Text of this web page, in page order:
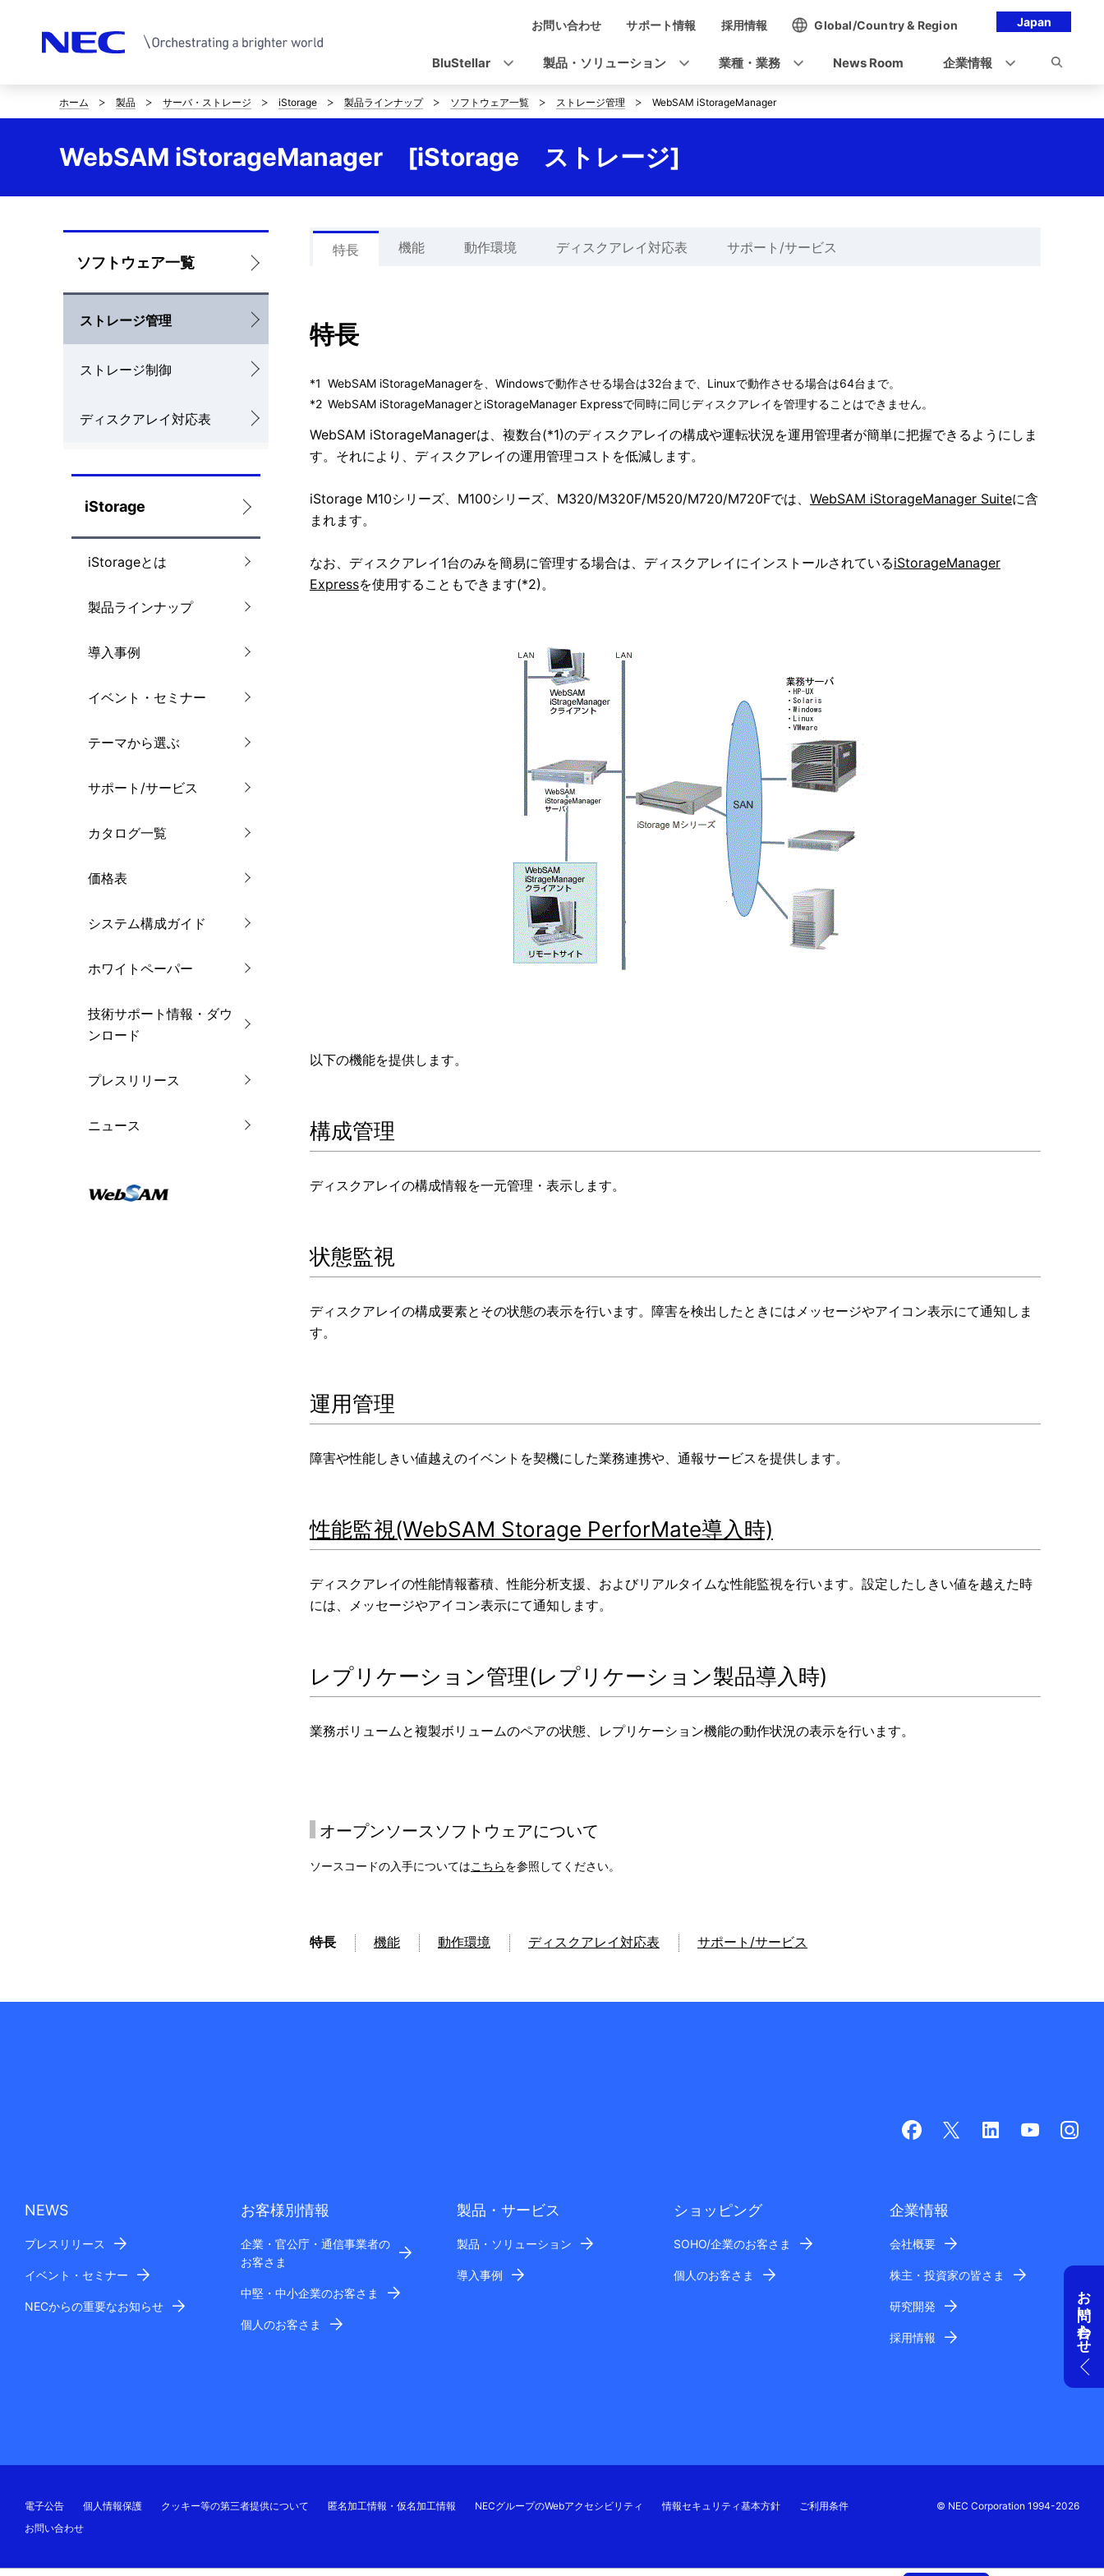
Japan
ゲ
ー
シ
お問い合わせ サポート情報 採用情報 Global/Country & Region
BluStellar 製品・ソリューション 業種・業務 News Room 企業情報
サ
イ
の
在
ホーム 製品 サーバ・ストレージ iStorage 製品ラインナップ ソフトウェア一覧 ストレージ管理 WebSAM iStorageManager
WebSAM iStorageManager [iStorage ストレージ]
ロ
ー
カ
ビ
ソフトウェア一覧
ストレージ管理
ストレージ制御
ディスクアレイ対応表
iStorage
iStorageとは
製品ラインナップ
導入事例
イベント・セミナー
テーマから選ぶ
サポート/サービス
カタログ一覧
価格表
システム構成ガイド
ホワイトペーパー
技術サポート情報・ダウ
ンロード
プレスリリース
ニュース
特長 機能 動作環境 ディスクアレイ対応表 サポート/サービス
特長
*1 WebSAM iStorageManagerを、Windowsで動作させる場合は32台まで、Linuxで動作させる場合は64台まで。
*2 WebSAM iStorageManagerとiStorageManager Expressで同時に同じディスクアレイを管理することはできません。
WebSAM iStorageManagerは、複数台(*1)のディスクアレイの構成や運転状況を運用管理者が簡単に把握できるようにしま
す。それにより、ディスクアレイの運用管理コストを低減します。
iStorage M10シリーズ、M100シリーズ、M320/M320F/M520/M720/M720Fでは、 WebSAM iStorageManager Suiteに含
まれます。
なお、ディスクアレイ1台のみを簡易に管理する場合は、ディスクアレイにインストールされているiStorageManager
Expressを使用することもできます(*2)。
以下の機能を提供します。
構成管理
ディスクアレイの構成情報を一元管理・表示します。
状態監視
ディスクアレイの構成要素とその状態の表示を行います。障害を検出したときにはメッセージやアイコン表示にて通知しま
す。
運用管理
障害や性能しきい値越えのイベントを契機にした業務連携や、通報サービスを提供します。
性能監視(WebSAM Storage PerforMate導入時)
ディスクアレイの性能情報蓄積、性能分析支援、およびリアルタイムな性能監視を行います。設定したしきい値を越えた時
には、メッセージやアイコン表示にて通知します。
レプリケーション管理(レプリケーション製品導入時)
業務ボリュームと複製ボリュームのペアの状態、レプリケーション機能の動作状況の表示を行います。
オープンソースソフトウェアについて
ソースコードの入手についてはこちらを参照してください。
特長 機能 動作環境 ディスクアレイ対応表 サポート/サービス
お問い合わせ
NEWS
プレスリリース
イベント・セミナー
NECからの重要なお知らせ
お客様別情報
企業・官公庁・通信事業者の
お客さま
中堅・中小企業のお客さま
個人のお客さま
製品・サービス
製品・ソリューション
導入事例
ショッピング
SOHO/企業のお客さま
個人のお客さま
企業情報
会社概要
株主・投資家の皆さま
研究開発
採用情報
電子公告 個人情報保護 クッキー等の第三者提供について 匿名加工情報・仮名加工情報 NECグループのWebアクセシビリティ 情報セキュリティ基本方針
ご利用条件
お問い合わせ
© NEC Corporation 1994-2026